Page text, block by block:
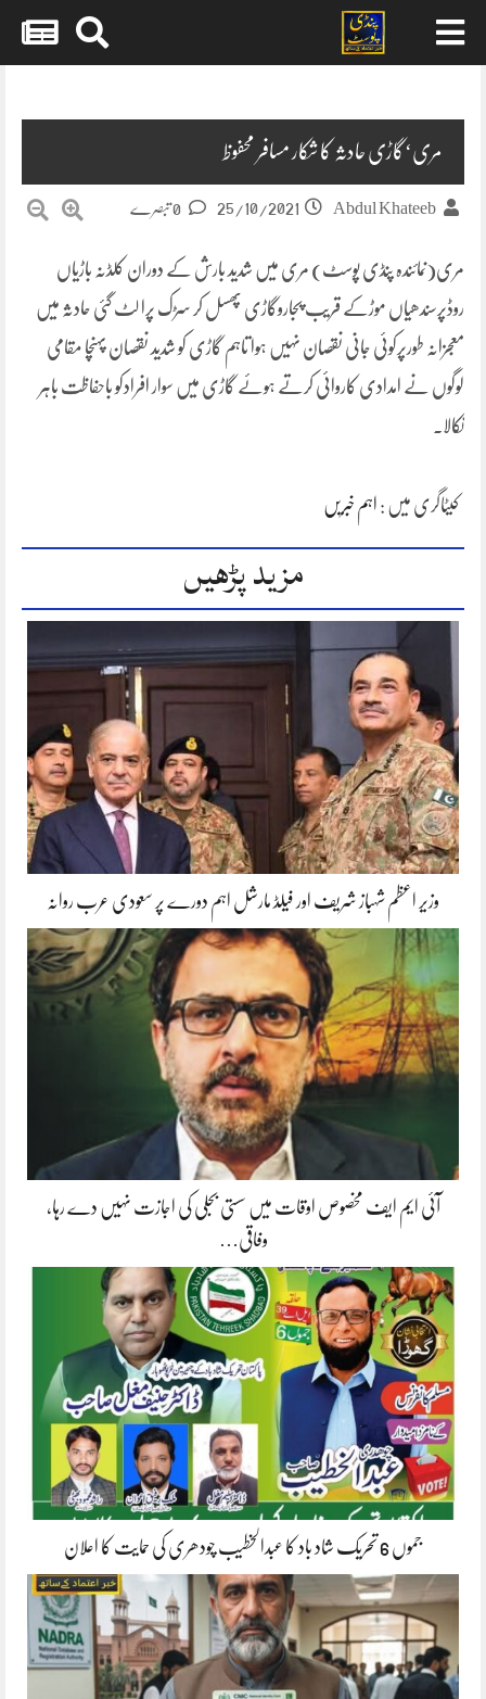
مری‘گاڑی حادثہ کا شکار مسافر محفوظ
Abdul Khateeb
25/10/2021
مری(نمائندہ پنڈی پوسٹ) مری میں شدید بارش کے دوران کلڈنہ باڑیاں
روڈپرسندھیاں موڑکے قریب پجاروگاڑی پھسل کر سڑک پرا لٹ گئی حادثہ میں
معجزانہ طورپرکوئی جانی نقصان نہیں ہوا تاہم گاڑی کو شدید نقصان پہنچا مقامی
لوگوں نے امدادی کاروائی کرتے ہوئے گاڑی میں سوار افرادکو باحفاظت باہر
نکالا۔
کیٹاگری میں : اہم خبریں
مزید پڑھیں
وزیر اعظم شہباز شریف اور فیلڈ مارشل اہم دورے پر سعودی عرب روانہ
آئی ایم ایف مخصوص اوقات میں سستی بجلی کی اجازت نہیں دے رہا،
وفاقی…
جموں 6 تحریک شاد باد کا عبدالخطیب چودھری کی حمایت کا اعلان